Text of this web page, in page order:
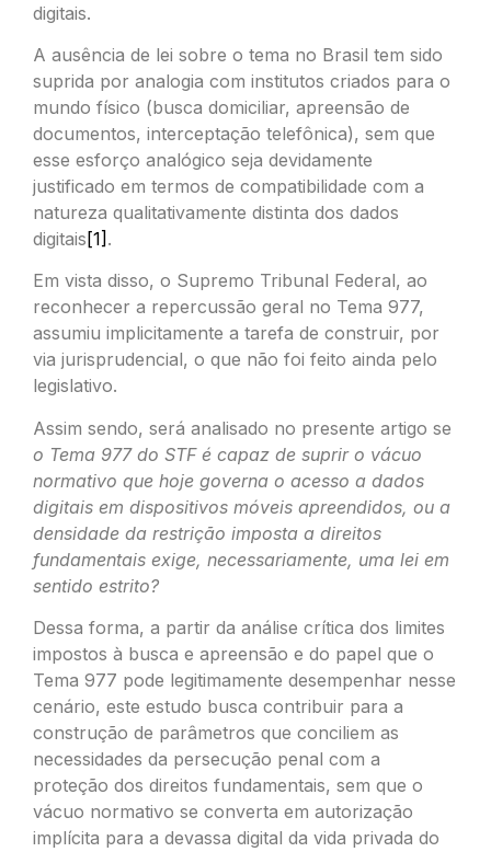
digitais.
A ausência de lei sobre o tema no Brasil tem sido
suprida por analogia com institutos criados para o
mundo físico (busca domiciliar, apreensão de
documentos, interceptação telefônica), sem que
esse esforço analógico seja devidamente
justificado em termos de compatibilidade com a
natureza qualitativamente distinta dos dados
digitais[1] .
Em vista disso, o Supremo Tribunal Federal, ao
reconhecer a repercussão geral no Tema 977,
assumiu implicitamente a tarefa de construir, por
via jurisprudencial, o que não foi feito ainda pelo
legislativo.
Assim sendo, será analisado no presente artigo se
o Tema 977 do STF é capaz de suprir o vácuo
normativo que hoje governa o acesso a dados
digitais em dispositivos móveis apreendidos, ou a
densidade da restrição imposta a direitos
fundamentais exige, necessariamente, uma lei em
sentido estrito?
Dessa forma, a partir da análise crítica dos limites
impostos à busca e apreensão e do papel que o
Tema 977 pode legitimamente desempenhar nesse
cenário, este estudo busca contribuir para a
construção de parâmetros que conciliem as
necessidades da persecução penal com a
proteção dos direitos fundamentais, sem que o
vácuo normativo se converta em autorização
implícita para a devassa digital da vida privada do